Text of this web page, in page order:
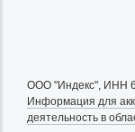
ООО "Индекс", ИНН
Информация для
деятельность в